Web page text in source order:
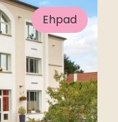
Ehpad